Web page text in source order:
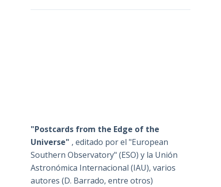
"Postcards from the Edge of the
Universe" , editado por el "European
Southern Observatory" (ESO) y la Unión
Astronómica Internacional (IAU), varios
autores (D. Barrado, entre otros)